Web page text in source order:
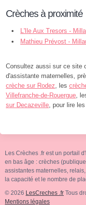
Crèches à proximité
L'Ile Aux Tresors -
Mathieu Prévost -
Consultez aussi sur ce site
d'assistante maternelles,
crèche sur Rodez, les
Villefranche-de-Rouergue,
sur Decazeville, pour lire
Les Crèches .fr est un portail
en bas âge : crèches
assistantes maternelles,
la capacité et le nombre de
© 2026 LesCreches .fr Tous
Mentions légales